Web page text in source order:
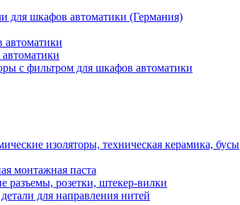
для шкафов автоматики (Германия)
автоматики
с фильтром для шкафов автоматики
изоляторы, техническая керамика, бусы
монтажная паста
разъемы, розетки, штекер-вилки
для направления нитей